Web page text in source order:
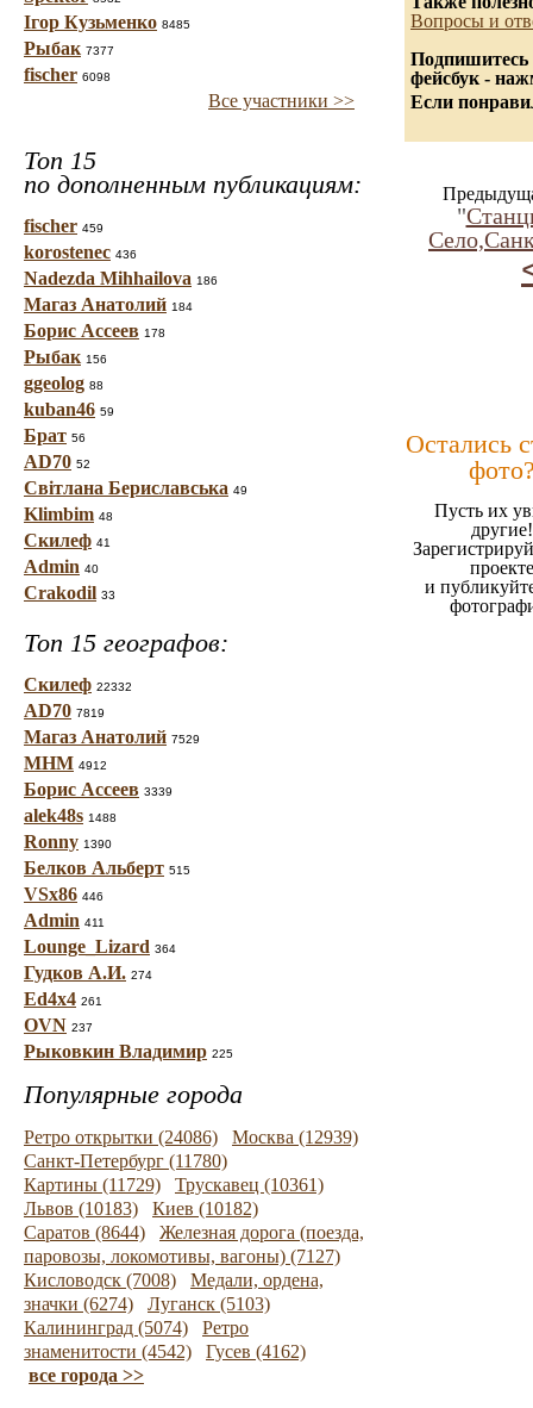
Ігор Кузьменко 8485
Рыбак 7377
fischer 6098
Все участники >>
Топ 15
по дополненным публикациям:
fischer 459
korostenec 436
Nadezda Mihhailova 186
Магаз Анатолий 184
Борис Ассеев 178
Рыбак 156
ggeolog 88
kuban46 59
Брат 56
AD70 52
Світлана Бериславська 49
Klimbim 48
Скилеф 41
Admin 40
Crakodil 33
Топ 15 географов:
Скилеф 22332
AD70 7819
Магаз Анатолий 7529
МНМ 4912
Борис Ассеев 3339
alek48s 1488
Ronny 1390
Белков Альберт 515
VSx86 446
Admin 411
Lounge_Lizard 364
Гудков А.И. 274
Ed4x4 261
OVN 237
Рыковкин Владимир 225
Популярные города
Ретро открытки (24086)
Москва (12939)
Санкт-Петербург (11780)
Картины (11729)
Трускавец (10361)
Львов (10183)
Киев (10182)
Саратов (8644)
Железная дорога (поезда,
паровозы, локомотивы, вагоны) (7127)
Кисловодск (7008)
Медали, ордена,
значки (6274)
Луганск (5103)
Калининград (5074)
Ретро
знаменитости (4542)
Гусев (4162)
все города >>
Вопросы и
Подпишитесь
фейсбук -
Если
"
Остались
Пусть их
другие!
проекте
и